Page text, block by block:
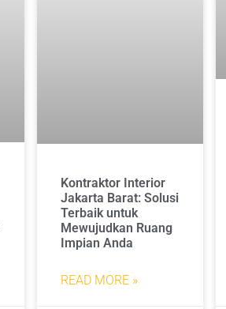
Kontraktor Interior
Jakarta Barat: Solusi
Terbaik untuk
Mewujudkan Ruang
Impian Anda
READ MORE »